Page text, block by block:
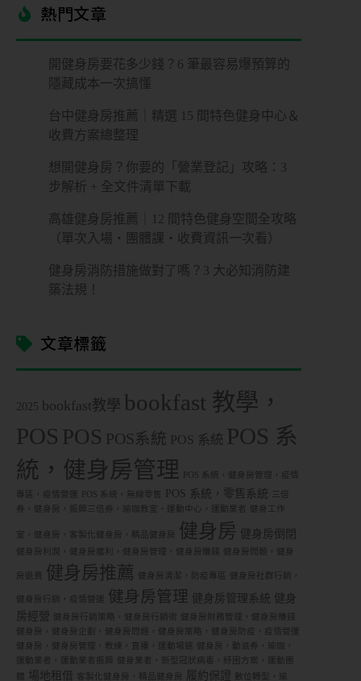
熱門文章​
開健身房要花多少錢？6 筆最容易爆預算的
隱藏成本一次搞懂
台中健身房推薦｜精選 15 間特色健身中心＆
收費方案總整理
想開健身房？你要的「營業登記」攻略：3
步解析 + 全文件清單下載
高雄健身房推薦｜12 間特色健身空間全攻略
（單次入場・團體課・收費資訊一次看）
健身房消防措施做對了嗎？3 大必知消防建
築法規！
文章標籤
2025 bookfast教學 bookfast 教學，
POS POS POS系統 POS 系統 POS 系
統，健身房管理
POS 系統，健身房管理，疫情
專區，疫情營運 POS 系統，無線零售 POS 系統，零售系統
三倍
券，健身房，振興三倍券，瑜珈教室，運動中心，運動業者
健身工作
室，健身房，客製化健身房，精品健身房 健身房 健身房倒閉
健身房利潤，健身房獲利，健身房管理，健身房賺錢 健身房問題，健身
房退費 健身房推薦 健身房清潔，防疫專區 健身房社群行銷，
健身房行銷，疫情營運 健身房管理 健身房管理系統 健身
房經營
健身房行銷策略，健身房行銷術
健身房財務管理，健身房賺錢
健身房，健身房企劃，健身房問題，健身房策略，健身房防疫，疫情營運
健身房，健身房管理，教練，直播，運動場館
健身房，動滋券，瑜珈，
運動業者，運動業者振興
健身業者，新型冠狀病毒，紓困方案，運動團
場地租借 客製化健身房，精品健身房 履約保證 數位轉型，瑜